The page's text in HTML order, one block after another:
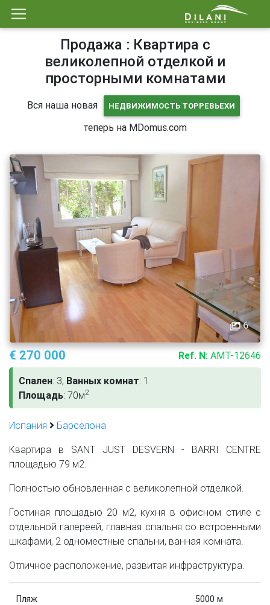
Продажа : Квартира с
великолепной отделкой и
просторными комнатами
Вся наша новая НЕДВИЖИМОСТЬ ТОРРЕВЬЕХИ
теперь на MDomus.com
6
€ 270 000 Ref. N: AMT-12646
Спален: 3, Ванных комнат: 1
Площадь: 70м2
Испания
Барселона
Квартира в SANT JUST DESVERN - BARRI CENTRE
площадью 79 м2.
Полностью обновленная с великолепной отделкой.
Гостиная площадью 20 м2, кухня в офисном стиле с
отдельной галереей, главная спальня со встроенными
шкафами, 2 одноместные спальни, ванная комната.
Отличное расположение, развитая инфраструктура.
Пляж 5000 м